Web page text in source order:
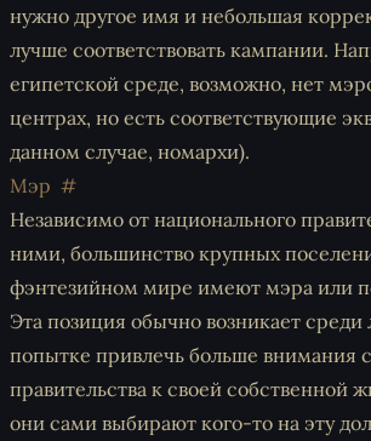
нужно другое имя и небольшая
лучше соответствовать кампании.
египетской среде, возможно, нет
центрах, но есть соответствующие
данном случае, номархи).
Мэр
Независимо от национального
ними, большинство крупных
фэнтезийном мире имеют мэра или
Эта позиция обычно возникает
попытке привлечь больше внимания
правительства к своей собственной
они сами выбирают кого-то на эту